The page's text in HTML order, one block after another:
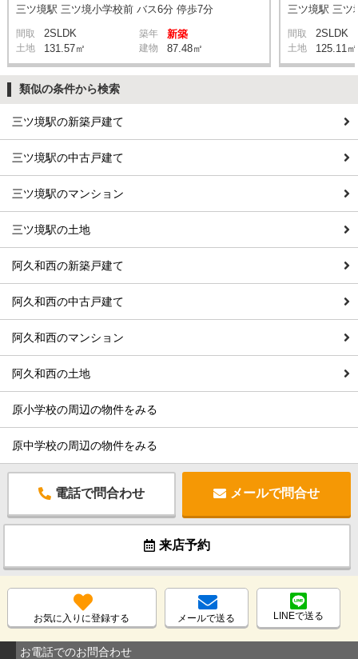
三ツ境駅 三ツ境小学校前 バス6分 停歩7分
間取 2SLDK 築年 新築
土地 131.57㎡ 建物 87.48㎡
三ツ境駅 三ツ
間取 2SLDK
土地 125.11㎡
類似の条件から検索
三ツ境駅の新築戸建て
三ツ境駅の中古戸建て
三ツ境駅のマンション
三ツ境駅の土地
阿久和西の新築戸建て
阿久和西の中古戸建て
阿久和西のマンション
阿久和西の土地
原小学校の周辺の物件をみる
原中学校の周辺の物件をみる
電話で問合わせ メールで問合せ
来店予約
お気に入りに登録する メールで送る LINEで送る
お電話でのお問合わせ